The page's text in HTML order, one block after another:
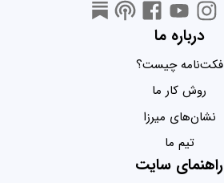
درباره ما
فکت‌نامه چیست؟
روش کار ما
نشان‌های میرزا
تیم ما
راهنمای سایت